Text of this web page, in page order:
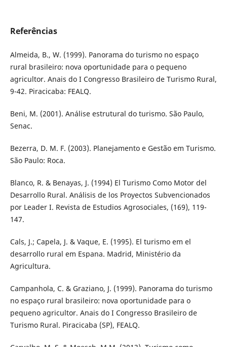
Referências
Almeida, B., W. (1999). Panorama do turismo no espaço
rural brasileiro: nova oportunidade para o pequeno
agricultor. Anais do I Congresso Brasileiro de Turismo Rural,
9-42. Piracicaba: FEALQ.
Beni, M. (2001). Análise estrutural do turismo. São Paulo,
Senac.
Bezerra, D. M. F. (2003). Planejamento e Gestão em Turismo.
São Paulo: Roca.
Blanco, R. & Benayas, J. (1994) El Turismo Como Motor del
Desarrollo Rural. Análisis de los Proyectos Subvencionados
por Leader I. Revista de Estudios Agrosociales, (169), 119-
147.
Cals, J.; Capela, J. & Vaque, E. (1995). El turismo em el
desarrollo rural em Espana. Madrid, Ministério da
Agricultura.
Campanhola, C. & Graziano, J. (1999). Panorama do turismo
no espaço rural brasileiro: nova oportunidade para o
pequeno agricultor. Anais do I Congresso Brasileiro de
Turismo Rural. Piracicaba (SP), FEALQ.